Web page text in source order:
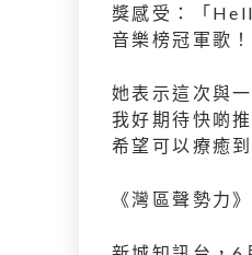
獎感受：「
音樂榜冠軍歌
她表示這次與
我好期待快啲
希望可以療癒到
《灣區聲勢力